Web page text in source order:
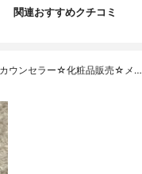
関連おすすめクチコミ
カウンセラー☆化粧品販売☆メ…